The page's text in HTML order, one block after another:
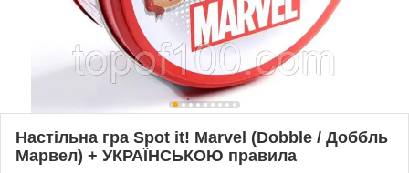
Настільна гра Spot it! Marvel (Dobble / Доббль
Марвел) + УКРАЇНСЬКОЮ правила